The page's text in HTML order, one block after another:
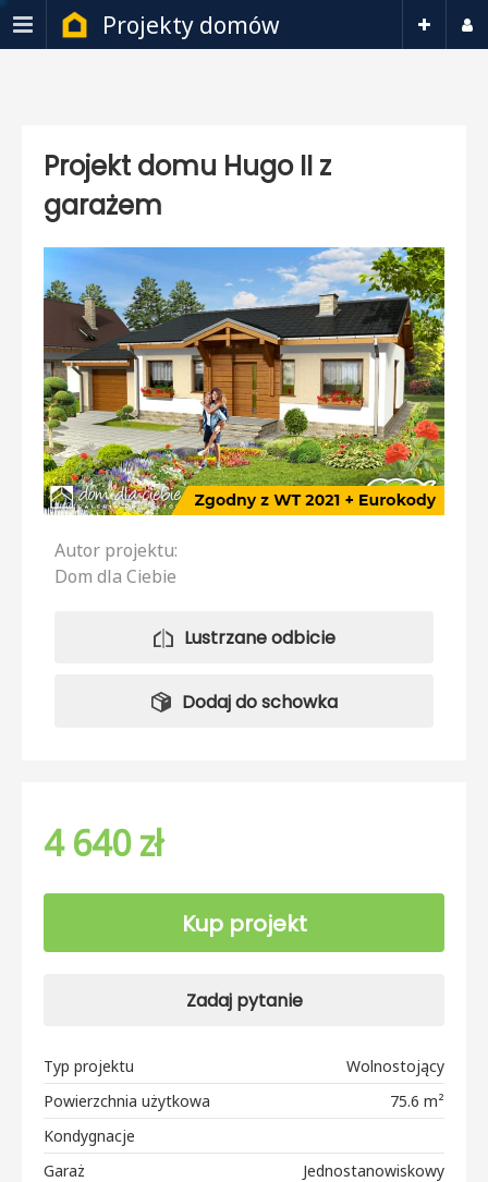
Projekty domów
Projekt domu Hugo II z
garażem
Autor projektu:
Dom dla Ciebie
Lustrzane odbicie
Dodaj do schowka
4 640 zł
Kup projekt
Zadaj pytanie
Typ projektu
Wolnostojący
Powierzchnia użytkowa
75.6 m²
Kondygnacje
Garaż
Jednostanowiskowy